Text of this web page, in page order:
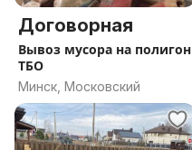
Договорная
Вывоз мусора на полигон
ТБО
Минск, Московский